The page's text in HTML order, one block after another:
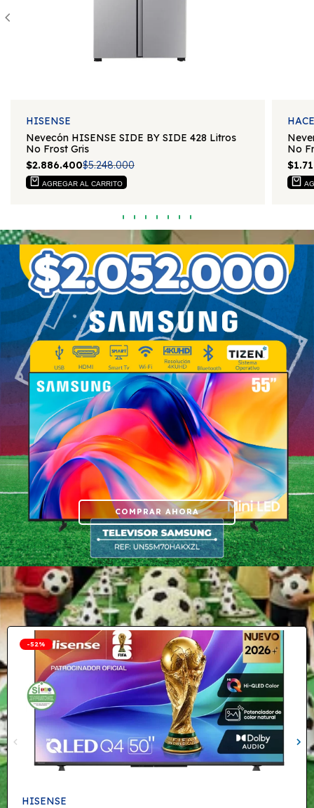
HISENSE
Nevecón HISENSE SIDE BY SIDE 428 Litros
No Frost Gris
Precio
de
venta
$2.886.400Precio
regular
$5.248.000
AGREGAR AL CARRITO
No
de
-52%
HISENSE
COMPRAR AHORA